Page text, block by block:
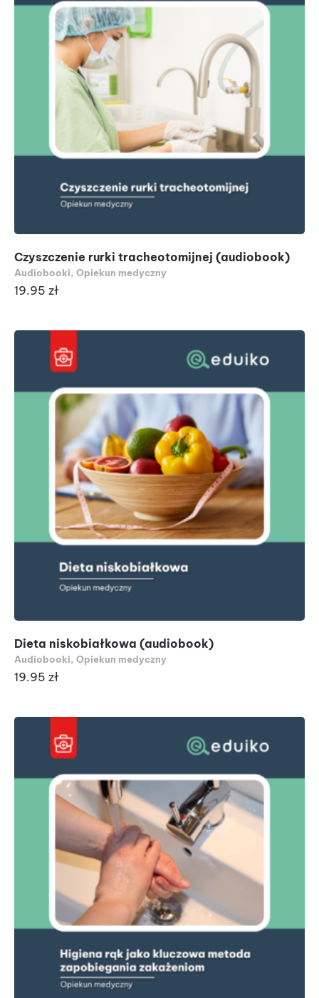
Czyszczenie rurki tracheotomijnej (audiobook)
Audiobooki, Opiekun medyczny
19.95 zł
Dieta niskobiałkowa (audiobook)
Audiobooki, Opiekun medyczny
19.95 zł